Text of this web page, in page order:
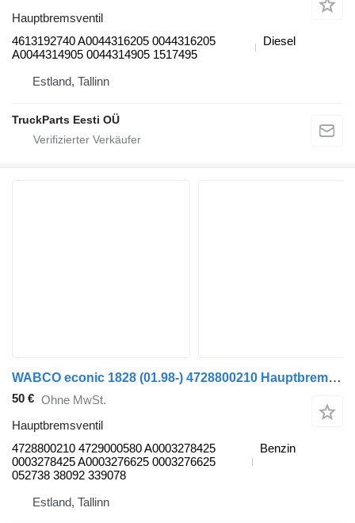
Hauptbremsventil
4613192740 A0044316205 0044316205
A0044314905 0044314905 1517495
Diesel
Estland, Tallinn
TruckParts Eesti OÜ
WABCO econic 1828 (01.98-) 4728800210 Hauptbremsventil für Mercedes-Benz Econic (1998-2014) Sattelzugmaschine
50 € Ohne MwSt.
Hauptbremsventil
4728800210 4729000580 A0003278425
0003278425 A0003276625 0003276625
052738 38092 339078
Benzin
Estland, Tallinn